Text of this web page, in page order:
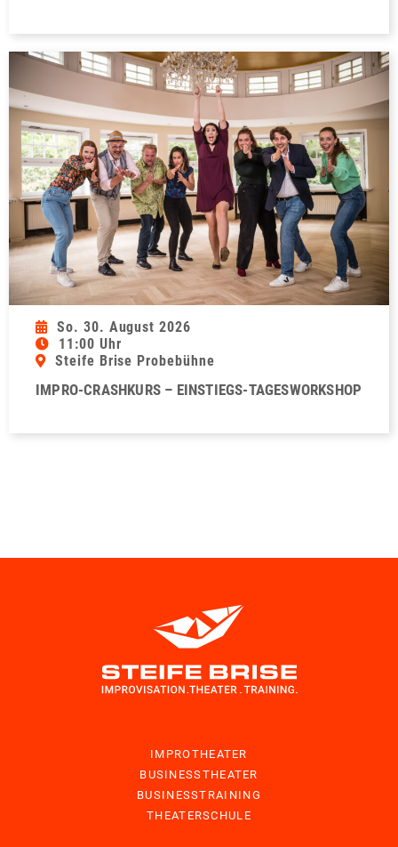
So. 30. August 2026
11:00 Uhr
Steife Brise Probebühne
IMPRO-CRASHKURS – EINSTIEGS-TAGESWORKSHOP
IMPROTHEATER
BUSINESSTHEATER
BUSINESSTRAINING
THEATERSCHULE